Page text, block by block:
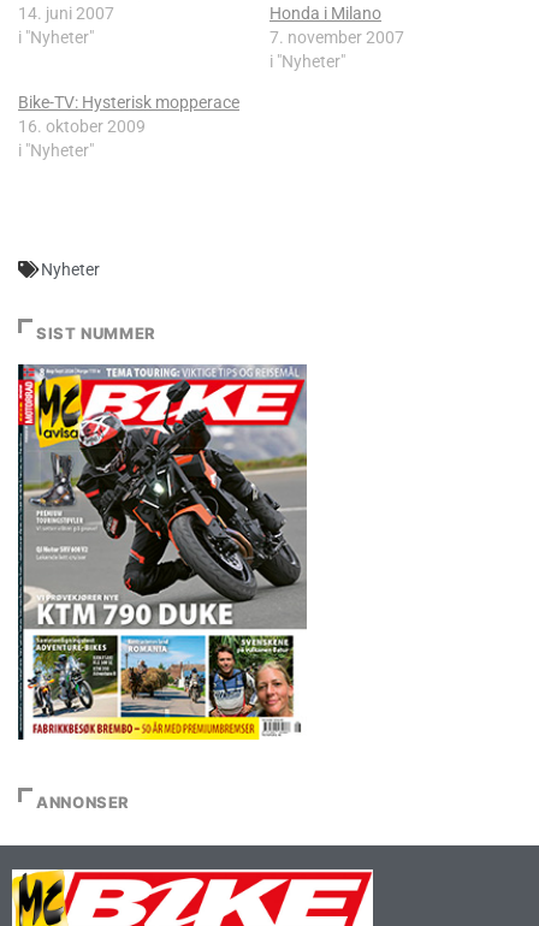
14. juni 2007
i "Nyheter"
Honda i Milano
7. november 2007
i "Nyheter"
Bike-TV: Hysterisk mopperace
16. oktober 2009
i "Nyheter"
Nyheter
SIST NUMMER
ANNONSER